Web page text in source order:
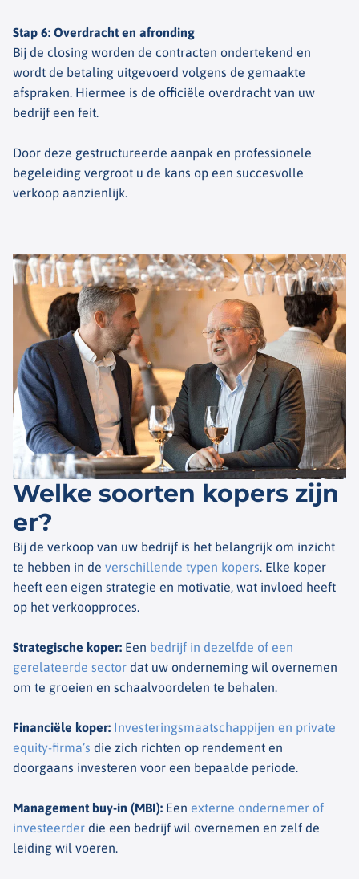
Stap 6: Overdracht en afronding
Bij de closing worden de contracten ondertekend en
wordt de betaling uitgevoerd volgens de gemaakte
afspraken. Hiermee is de officiële overdracht van uw
bedrijf een feit.
Door deze gestructureerde aanpak en professionele
begeleiding vergroot u de kans op een succesvolle
verkoop aanzienlijk.
Welke soorten kopers zijn
er?
Bij de verkoop van uw bedrijf is het belangrijk om inzicht
te hebben in de verschillende typen kopers. Elke koper
heeft een eigen strategie en motivatie, wat invloed heeft
op het verkoopproces.
Strategische koper: Een bedrijf in dezelfde of een
gerelateerde sector dat uw onderneming wil overnemen
om te groeien en schaalvoordelen te behalen.
Financiële koper: Investeringsmaatschappijen en private
equity-firma’s die zich richten op rendement en
doorgaans investeren voor een bepaalde periode.
Management buy-in (MBI): Een externe ondernemer of
investeerder die een bedrijf wil overnemen en zelf de
leiding wil voeren.